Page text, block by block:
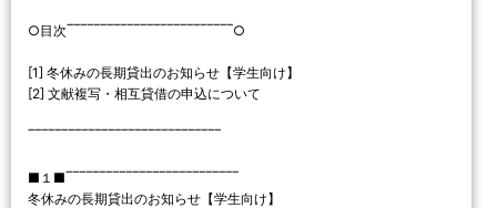
○目次‾‾‾‾‾‾‾‾‾‾‾‾‾‾‾‾‾‾‾‾‾‾‾‾‾○
[1] 冬休みの長期貸出のお知らせ【学生向け】
[2] 文献複写・相互貸借の申込について
‾‾‾‾‾‾‾‾‾‾‾‾‾‾‾‾‾‾‾‾‾‾‾‾‾‾‾‾‾
■１■‾‾‾‾‾‾‾‾‾‾‾‾‾‾‾‾‾‾‾‾‾‾‾‾‾‾
冬休みの長期貸出のお知らせ【学生向け】